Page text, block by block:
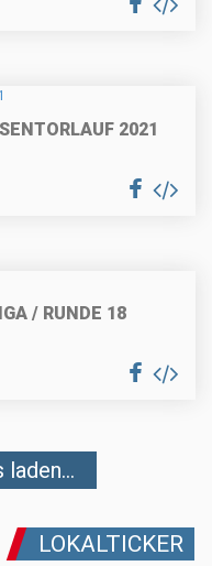
2021
/ RUNDE 18
LOKALTICKER